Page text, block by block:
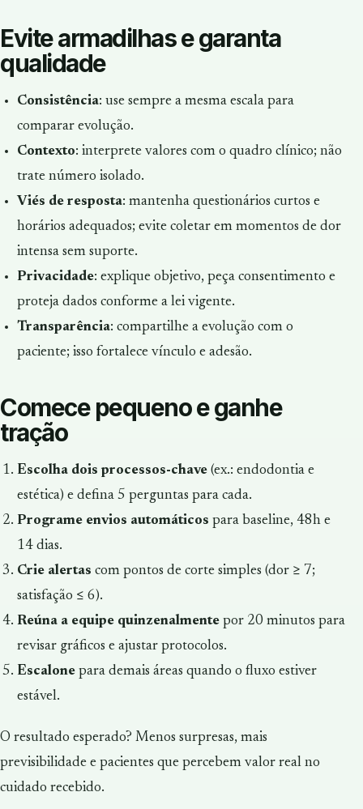
Evite armadilhas e garanta
qualidade
Consistência: use sempre a mesma escala para
comparar evolução.
Contexto: interprete valores com o quadro clínico; não
trate número isolado.
Viés de resposta: mantenha questionários curtos e
horários adequados; evite coletar em momentos de dor
intensa sem suporte.
Privacidade: explique objetivo, peça consentimento e
proteja dados conforme a lei vigente.
Transparência: compartilhe a evolução com o
paciente; isso fortalece vínculo e adesão.
Comece pequeno e ganhe
tração
Escolha dois processos-chave(ex.: endodontia e
estética) e defina 5 perguntas para cada.
Programe envios automáticos para baseline, 48h e
14 dias.
Crie alertas com pontos de corte simples (dor ≥ 7;
satisfação ≤ 6).
Reúna a equipe quinzenalmentepor 20 minutos para
revisar gráficos e ajustar protocolos.
Escalonepara demais áreas quando o fluxo estiver
estável.
O resultado esperado? Menos surpresas, mais
previsibilidade e pacientes que percebem valor real no
cuidado recebido.